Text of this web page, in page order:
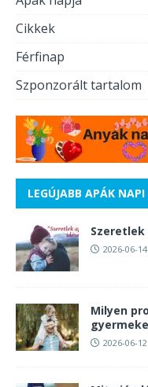
Cikkek
Férfinap
Szponzorált tartalom
LEGÚJABB APÁK NAPI
2026-06-14
Milyen
2026-06-12